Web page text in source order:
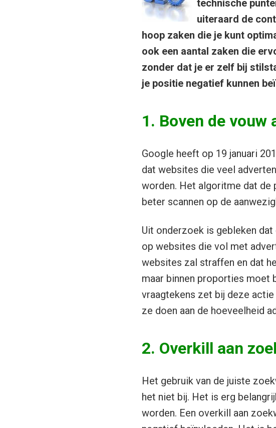
technische
uiteraard de
hoop zaken die je kunt
ook een aantal zaken die
zonder dat je er zelf bij
je positie negatief kunnen
1. Boven de vouw
Google heeft op 19 januari
dat websites die veel
worden. Het algoritme dat de
beter scannen op de
Uit onderzoek is gebleken
op websites die vol met
websites zal straffen en dat
maar binnen proporties moet
vraagtekens zet bij deze
ze doen aan de hoeveelheid
2. Overkill aan
Het gebruik van de juiste
het niet bij. Het is erg
worden. Een overkill aan